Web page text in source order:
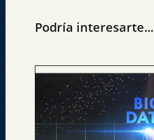
Podría interesarte...